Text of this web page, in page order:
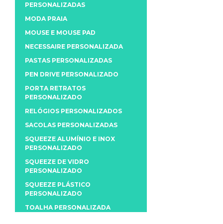
PERSONALIZADAS
MODA PRAIA
MOUSE E MOUSE PAD
NECESSAIRE PERSONALIZADA
PASTAS PERSONALIZADAS
PEN DRIVE PERSONALIZADO
PORTA RETRATOS
PERSONALIZADO
RELÓGIOS PERSONALIZADOS
SACOLAS PERSONALIZADAS
SQUEEZE ALUMÍNIO E INOX
PERSONALIZADO
SQUEEZE DE VIDRO
PERSONALIZADO
SQUEEZE PLÁSTICO
PERSONALIZADO
TOALHA PERSONALIZADA